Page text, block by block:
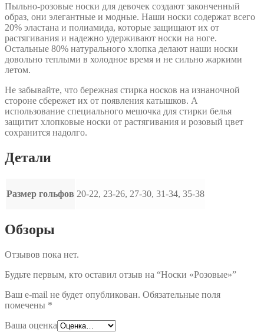
Пыльно-розовые носки для девочек создают законченный
образ, они элегантные и модные. Наши носки содержат всего
20% эластана и полиамида, которые защищают их от
растягивания и надежно удерживают носки на ноге.
Остальные 80% натурального хлопка делают наши носки
довольно теплыми в холодное время и не сильно жаркими
летом.
Не забывайте, что бережная стирка носков на изнаночной
стороне сбережет их от появления катышков. А
использование специального мешочка для стирки белья
защитит хлопковые носки от растягивания и розовый цвет
сохранится надолго.
Детали
Размер гольфов 20-22, 23-26, 27-30, 31-34, 35-38
Обзоры
Отзывов пока нет.
Будьте первым, кто оставил отзыв на “Носки «Розовые»”
Ваш e-mail не будет опубликован. Обязательные поля
помечены *
Ваша оценка